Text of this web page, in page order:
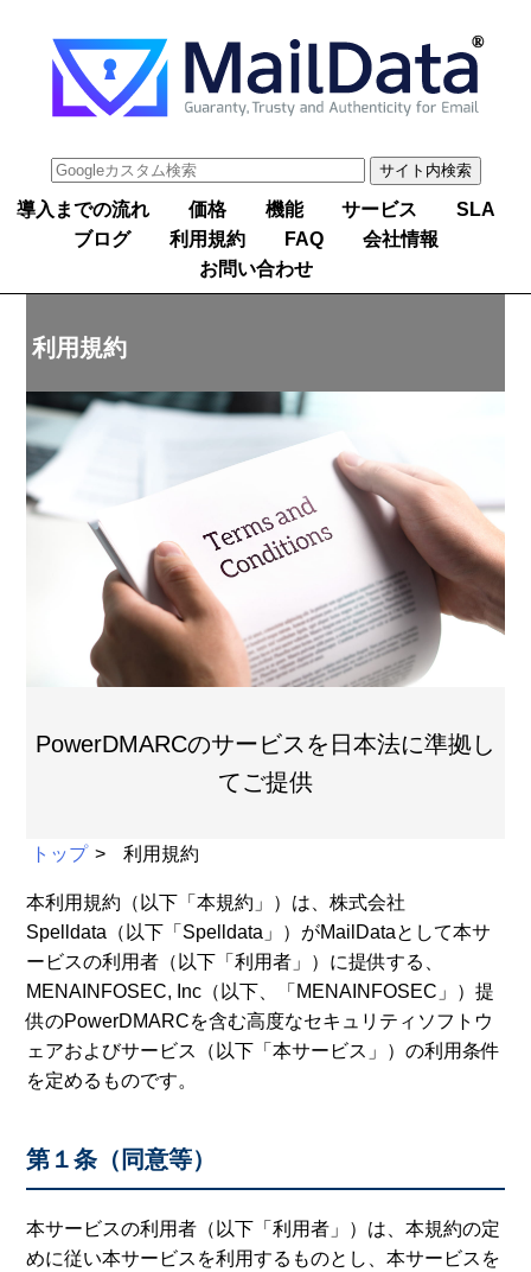
導入までの流れ 価格 機能 サービス
SLA
ブログ
利用規約 FAQ
会社情報
お問い合わせ
利用規約
PowerDMARCのサービスを日本法に準拠し
てご提供
トップ 利用規約
本利用規約（以下「本規約」）は、株式会社
Spelldata（以下「Spelldata」）がMailDataとして本サ
ービスの利用者（以下「利用者」）に提供する、
MENAINFOSEC, Inc（以下、「MENAINFOSEC」）提
供のPowerDMARCを含む高度なセキュリティソフトウ
ェアおよびサービス（以下「本サービス」）の利用条件
を定めるものです。
第１条（同意等）
本サービスの利用者（以下「利用者」）は、本規約の定
めに従い本サービスを利用するものとし、本サービスを